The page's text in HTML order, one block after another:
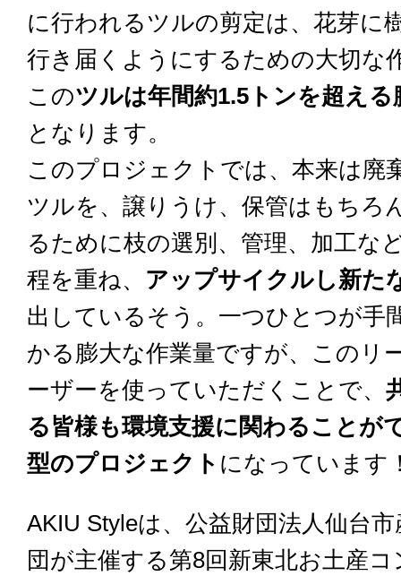
に行われるツルの剪定は、花芽に
行き届くようにするための大切な
このツルは年間約1.5トンを超える
となります。
このプロジェクトでは、本来は廃
ツルを、譲りうけ、保管はもちろ
るために枝の選別、管理、加工な
程を重ね、 アップサイクルし新た
出しているそう。一つひとつが手
かる膨大な作業量ですが、このリ
ーザーを使っていただくことで、
る皆様も環境支援に関わることが
型のプロジェクト になっています
AKIU Styleは、公益財団法人仙台
団が主催する第8回新東北お土産